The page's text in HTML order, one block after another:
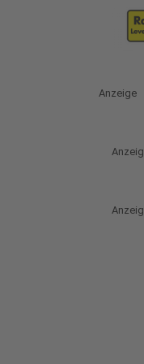
Anzeige